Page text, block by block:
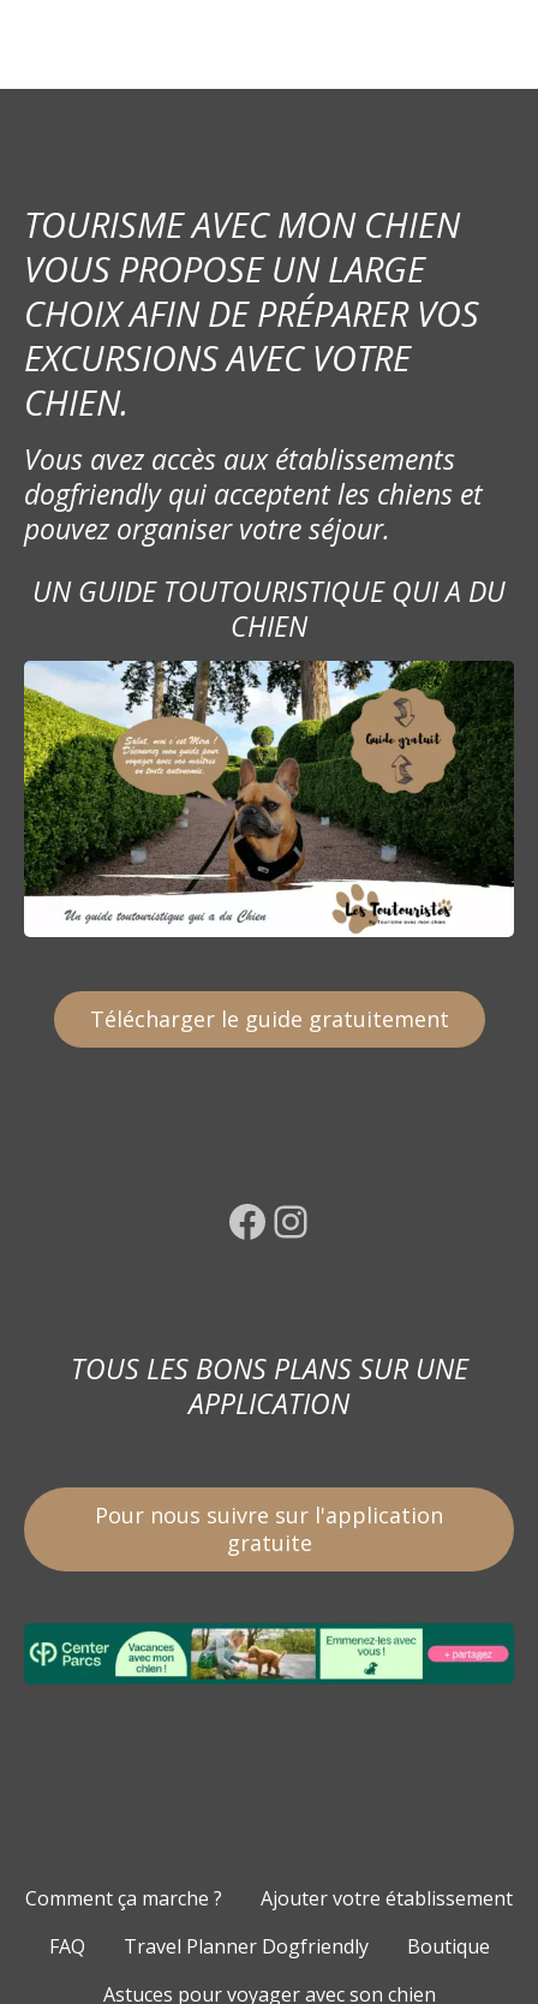
TOURISME AVEC MON CHIEN
VOUS PROPOSE UN LARGE
CHOIX AFIN DE PRÉPARER VOS
EXCURSIONS AVEC VOTRE
CHIEN.
Vous avez accès aux établissements
dogfriendly qui acceptent les chiens et
pouvez organiser votre séjour.
UN GUIDE TOUTOURISTIQUE QUI A DU
CHIEN
Télécharger le guide gratuitement
Facebook Instagram
TOUS LES BONS PLANS SUR UNE
APPLICATION
Pour nous suivre sur l'application
gratuite
Comment ça marche ?
Ajouter votre établissement
FAQ
Travel Planner Dogfriendly
Boutique
Astuces pour voyager avec son chien